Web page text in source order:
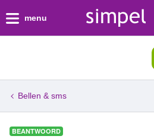
menu
Bellen & sms
BEANTWOORD